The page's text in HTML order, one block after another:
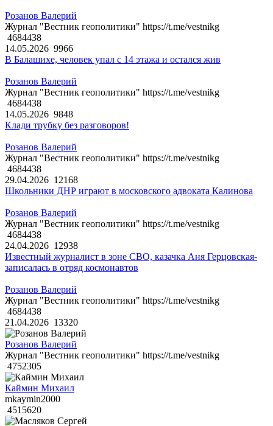
Розанов Валерий
Журнал "Вестник геополитики" https://t.me/vestnikg
4684438
14.05.2026 9966
В Балашихе, человек упал с 14 этажа и остался жив
Розанов Валерий
Журнал "Вестник геополитики" https://t.me/vestnikg
4684438
14.05.2026 9848
Клади трубку без разговоров!
Розанов Валерий
Журнал "Вестник геополитики" https://t.me/vestnikg
4684438
29.04.2026 12168
Школьники ДНР играют в московского адвоката Калинова
Розанов Валерий
Журнал "Вестник геополитики" https://t.me/vestnikg
4684438
24.04.2026 12938
Известный журналист в зоне СВО, казачка Аня Герцовская-
записалась в отряд космонавтов
Розанов Валерий
Журнал "Вестник геополитики" https://t.me/vestnikg
4684438
21.04.2026 13320
Розанов Валерий
Журнал "Вестник геополитики" https://t.me/vestnikg
4752305
Каймин Михаил
mkaymin2000
4515620